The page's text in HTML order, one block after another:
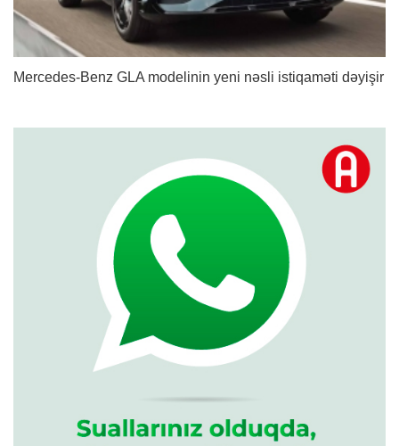
Mercedes-Benz GLA modelinin yeni nəsli istiqaməti dəyişir